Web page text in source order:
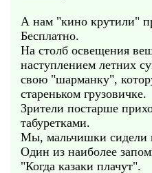
А нам "кино крутили"
Бесплатно.
На столб освещения
наступлением летних
свою "шарманку",
стареньком грузовичке.
Зрители постарше
табуретками.
Мы, мальчишки сидели
Один из наиболее
"Когда казаки плачут".